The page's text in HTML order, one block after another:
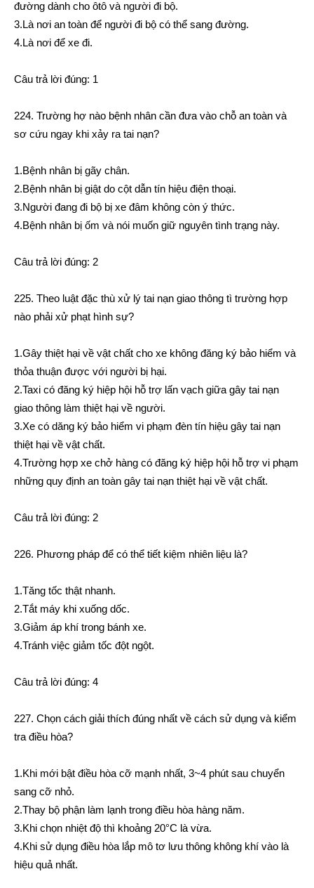
đường dành cho ôtô và người đi bộ.
3.Là nơi an toàn để người đi bộ có thể sang đường.
4.Là nơi để xe đi.
Câu trả lời đúng: 1
224. Trường hợ nào bệnh nhân cần đưa vào chỗ an toàn và
sơ cứu ngay khi xảy ra tai nạn?
1.Bệnh nhân bị gãy chân.
2.Bệnh nhân bị giật do cột dẫn tín hiệu điện thoại.
3.Người đang đi bộ bị xe đâm không còn ý thức.
4.Bệnh nhân bị ốm và nói muốn giữ nguyên tình trạng này.
Câu trả lời đúng: 2
225. Theo luật đặc thù xử lý tai nạn giao thông tì trường hợp
nào phải xử phạt hình sự?
1.Gây thiệt hại về vật chất cho xe không đăng ký bảo hiểm và
thỏa thuận được với người bị hại.
2.Taxi có đăng ký hiệp hội hỗ trợ lấn vạch giữa gây tai nạn
giao thông làm thiệt hại về người.
3.Xe có dăng ký bảo hiểm vi phạm đèn tín hiệu gây tai nạn
thiệt hại về vật chất.
4.Trường hợp xe chở hàng có đăng ký hiệp hội hỗ trợ vi phạm
những quy định an toàn gây tai nạn thiệt hại về vật chất.
Câu trả lời đúng: 2
226. Phương pháp để có thể tiết kiệm nhiên liệu là?
1.Tăng tốc thật nhanh.
2.Tắt máy khi xuống dốc.
3.Giảm áp khí trong bánh xe.
4.Tránh việc giảm tốc đột ngột.
Câu trả lời đúng: 4
227. Chọn cách giải thích đúng nhất về cách sử dụng và kiểm
tra điều hòa?
1.Khi mới bật điều hòa cỡ mạnh nhất, 3~4 phút sau chuyển
sang cỡ nhỏ.
2.Thay bộ phận làm lạnh trong điều hòa hàng năm.
3.Khi chọn nhiệt độ thì khoảng 20°C là vừa.
4.Khi sử dụng điều hòa lắp mô tơ lưu thông không khí vào là
hiệu quả nhất.